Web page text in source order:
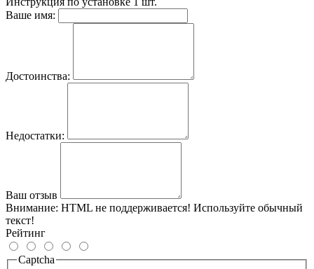
Ваше имя:
Достоинства:
Недостатки:
Ваш отзыв
Внимание: HTML не поддерживается! Используйте обычный
текст!
Рейтинг
Captcha